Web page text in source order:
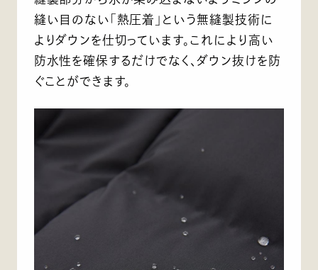
縫い目のない「熱圧着」という無縫製技術に
よりダウンを仕切っています。これにより高い
防水性を確保するだけでなく、ダウン抜けを防
ぐことができます。